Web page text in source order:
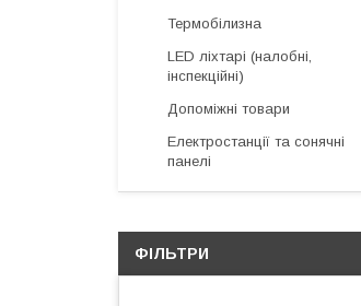
Термобілизна
LED ліхтарі (налобні,
інспекційні)
Допоміжні товари
Електростанції та сонячні
панелі
ФІЛЬТРИ